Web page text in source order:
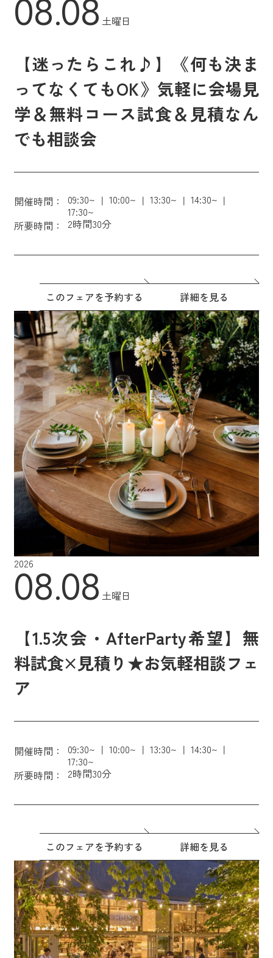
08.08 土曜日
【迷ったらこれ♪】《何も決ま
ってなくてもOK》気軽に会場見
学＆無料コース試食＆見積なん
でも相談会
開催時間： 09:30~ 10:00~ 13:30~
14:30~
17:30~
所要時間：
2時間30分
このフェアを予約する 詳細を見る
2026
08.08 土曜日
【1.5次会・AfterParty希望】無
料試食×見積り★お気軽相談フェ
ア
開催時間： 09:30~ 10:00~ 13:30~
14:30~
17:30~
所要時間：
2時間30分
このフェアを予約する 詳細を見る